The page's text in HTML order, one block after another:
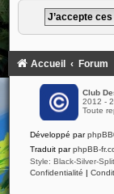
Accueil Forum
Club
2012 -
Toute
Développé parphpBB
Traduit parphpBB-
Style: Black-Silver-
Confidentialité |